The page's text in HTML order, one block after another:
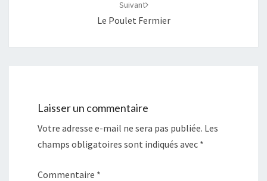
Suivant
Le Poulet Fermier
Laisser un commentaire
Votre adresse e-mail ne sera pas publiée. Les
champs obligatoires sont indiqués avec *
Commentaire *